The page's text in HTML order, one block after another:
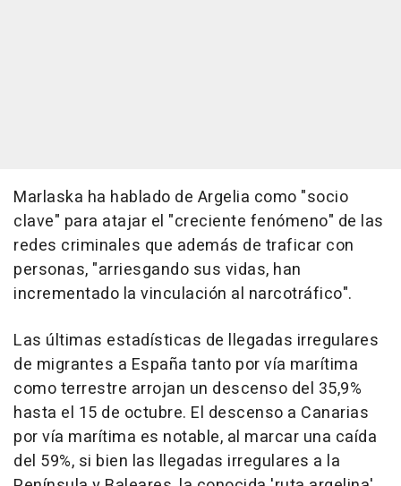
Marlaska ha hablado de Argelia como "socio
clave" para atajar el "creciente fenómeno" de las
redes criminales que además de traficar con
personas, "arriesgando sus vidas, han
incrementado la vinculación al narcotráfico".
Las últimas estadísticas de llegadas irregulares
de migrantes a España tanto por vía marítima
como terrestre arrojan un descenso del 35,9%
hasta el 15 de octubre. El descenso a Canarias
por vía marítima es notable, al marcar una caída
del 59%, si bien las llegadas irregulares a la